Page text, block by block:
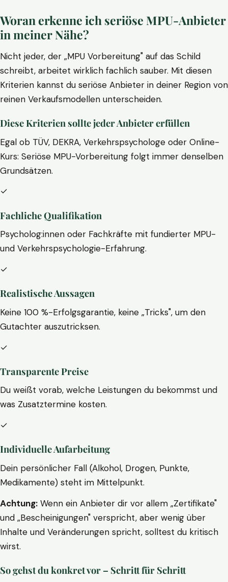
Woran erkenne ich seriöse MPU-Anbieter
in meiner Nähe?
Nicht jeder, der „MPU Vorbereitung" auf das Schild
schreibt, arbeitet wirklich fachlich sauber. Mit diesen
Kriterien kannst du seriöse Anbieter in deiner Region von
reinen Verkaufsmodellen unterscheiden.
Diese Kriterien sollte jeder Anbieter erfüllen
Egal ob TÜV, DEKRA, Verkehrspsychologe oder Online-
Kurs: Seriöse MPU-Vorbereitung folgt immer denselben
Grundsätzen.
✓
Fachliche Qualifikation
Psycholog:innen oder Fachkräfte mit fundierter MPU-
und Verkehrspsychologie-Erfahrung.
✓
Realistische Aussagen
Keine 100 %-Erfolgsgarantie, keine „Tricks", um den
Gutachter auszutricksen.
✓
Transparente Preise
Du weißt vorab, welche Leistungen du bekommst und
was Zusatztermine kosten.
✓
Individuelle Aufarbeitung
Dein persönlicher Fall (Alkohol, Drogen, Punkte,
Medikamente) steht im Mittelpunkt.
Achtung: Wenn ein Anbieter dir vor allem „Zertifikate"
und „Bescheinigungen" verspricht, aber wenig über
Inhalte und Veränderungen spricht, solltest du kritisch
wirst.
So gehst du konkret vor – Schritt für Schritt